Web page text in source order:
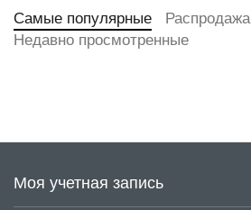
Самые популярные
Распродажа
Недавно просмотренные
Моя учетная запись